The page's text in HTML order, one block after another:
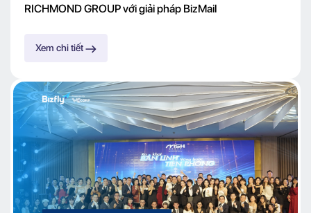
RICHMOND GROUP với giải pháp BizMail
Xem chi tiết